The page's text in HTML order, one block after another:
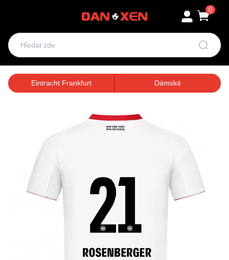
0
Eintracht Frankfurt Dámské